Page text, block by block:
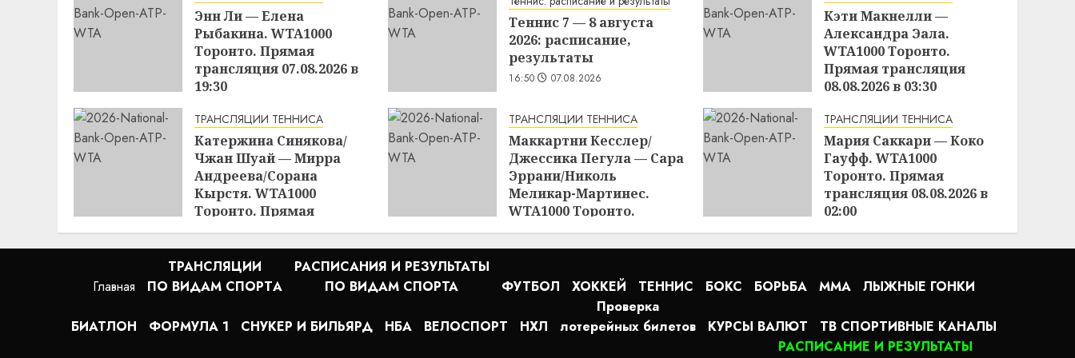
Энн Ли — Елена
Рыбакина. WTA1000
Торонто. Прямая
трансляция 07.08.2026 в
19:30
Теннис 7 — 8 августа
2026: расписание,
результаты
16:50 07.08.2026
Кэти Макнелли —
Александра Эала.
WTA1000 Торонто.
Прямая трансляция
08.08.2026 в 03:30
ТРАНСЛЯЦИИ ТЕННИСА
Катержина Синякова/
Чжан Шуай — Мирра
Андреева/Сорана
Кырстя. WTA1000
Торонто. Прямая
трансляция 08.08.2026 в
00:00
16:48 07.08.2026
ТРАНСЛЯЦИИ ТЕННИСА
Маккартни Кесслер/
Джессика Пегула — Сара
Эррани/Николь
Меликар-Мартинес.
WTA1000 Торонто.
Прямая трансляция
07.08.2026 в 21:00
ТРАНСЛЯЦИИ ТЕННИСА
Мария Саккари — Коко
Гауфф. WTA1000
Торонто. Прямая
трансляция 08.08.2026 в
02:00
16:26 07.08.2026
Главная
ТРАНСЛЯЦИИ
ПО ВИДАМ СПОРТA
РАСПИСАНИЯ И РЕЗУЛЬТАТЫ
ПО ВИДАМ СПОРТА
ФУТБОЛ ХОККЕЙ ТЕННИС БОКС БОРЬБА MMA ЛЫЖНЫЕ ГОНКИ
БИАТЛОН ФОРМУЛА 1 СНУКЕР И БИЛЬЯРД НБА ВЕЛОСПОРТ НХЛ
Проверка
лотерейных билетов
КУРСЫ ВАЛЮТ ТВ СПОРТИВНЫЕ КАНАЛЫ
РАСПИСАНИЕ И РЕЗУЛЬТАТЫ